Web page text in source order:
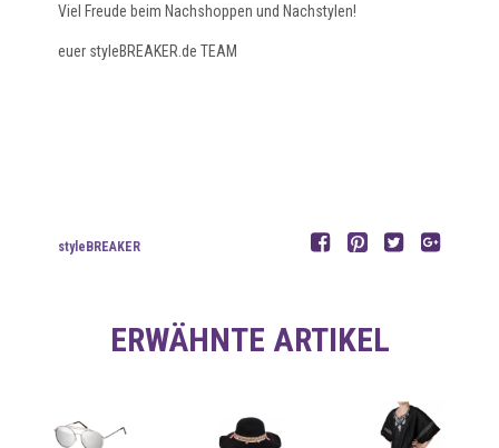
Viel Freude beim Nachshoppen und Nachstylen!
euer styleBREAKER.de TEAM
styleBREAKER
ERWÄHNTE ARTIKEL